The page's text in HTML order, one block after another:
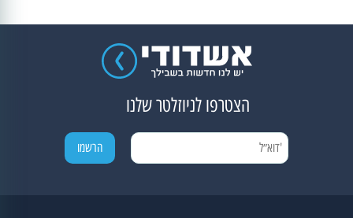
הצטרפו לניוזלטר שלנו